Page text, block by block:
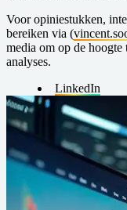
Voor opiniestukken,
bereiken via (
media om op de
analyses.
LinkedIn